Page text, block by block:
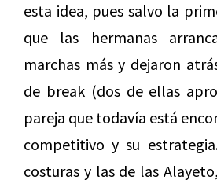
esta idea, pues salvo la
que las hermanas
marchas más y dejaron
de break (dos de ellas
pareja que todavía está
competitivo y su
costuras y las de las